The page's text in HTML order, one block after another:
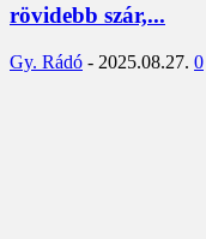
rövidebb szár,...
Gy. Rádó - 2025.08.27. 0